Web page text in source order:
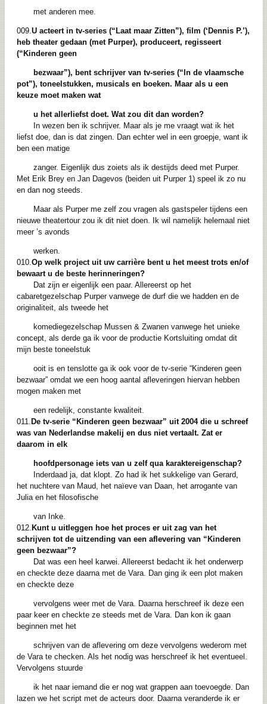
met anderen mee.
009. U acteert in tv-series (“Laat maar Zitten”), film (‘Dennis P.’),
heb theater gedaan (met Purper), produceert, regisseert
(“Kinderen geen
bezwaar”), bent schrijver van tv-series (“In de vlaamsche
pot”), toneelstukken, musicals en boeken. Maar als u een
keuze moet maken wat
u het allerliefst doet. Wat zou dit dan worden?
In wezen ben ik schrijver. Maar als je me vraagt wat ik het
liefst doe, dan is dat zingen. Dan echter wel in een groepje, want ik
ben een matige
zanger. Eigenlijk dus zoiets als ik destijds deed met Purper.
Met Erik Brey en Jan Dagevos (beiden uit Purper 1) speel ik zo nu
en dan nog steeds.
Maar als Purper me zelf zou vragen als gastspeler tijdens een
nieuwe theatertour zou ik dit niet doen. Ik wil namelijk helemaal niet
meer ’s avonds
werken.
010. Op welk project uit uw carrière bent u het meest trots en/of
bewaart u de beste herinneringen?
Dat zijn er eigenlijk een paar. Allereerst op het
cabaretgezelschap Purper vanwege de durf die we hadden en de
originaliteit, als tweede het
komediegezelschap Mussen & Zwanen vanwege het unieke
concept, als derde ga ik voor de productie Kortsluiting omdat dit
mijn beste toneelstuk
ooit is en tenslotte ga ik ook voor de tv-serie “Kinderen geen
bezwaar” omdat we een hoog aantal afleveringen hiervan hebben
mogen maken met
een redelijk, constante kwaliteit.
011. De tv-serie “Kinderen geen bezwaar” uit 2004 die u schreef
was van Nederlandse makelij en dus niet vertaalt. Zat er
daarom in elk
hoofdpersonage iets van u zelf qua karaktereigenschap?
Inderdaad ja, dat klopt. Zo had ik het sukkelige van Gerard,
het nuchtere van Maud, het naïeve van Daan, het arrogante van
Julia en het filosofische
van Inke.
012. Kunt u uitleggen hoe het proces er uit zag van het
schrijven tot de uitzending van een aflevering van “Kinderen
geen bezwaar”?
Dat was een heel karwei. Allereerst bedacht ik het onderwerp
en checkte deze daarna met de Vara. Dan ging ik een plot maken
en checkte deze
vervolgens weer met de Vara. Daarna herschreef ik deze een
paar keer en checkte ze steeds met de Vara. Dan kon ik gaan
beginnen met het
schrijven van de aflevering om deze vervolgens wederom met
de Vara te checken. Als het nodig was herschreef ik het eventueel.
Vervolgens stuurde
ik het naar iemand die er nog wat grappen aan toevoegde. Dan
lazen we het script met de acteurs door. Daarna veranderde ik er